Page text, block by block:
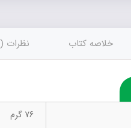
خلاصه کتاب نظرات (0)
76 گرم